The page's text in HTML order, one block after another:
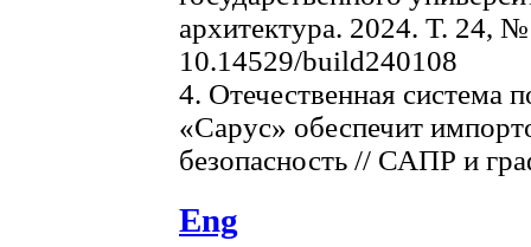
архитектура. 2024. Т. 24,
10.14529/build240108
4. Отечественная система
«Сарус» обеспечит
безопасность // САПР и
Eng